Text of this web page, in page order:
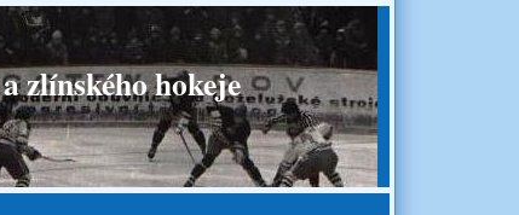
zlínského hokeje